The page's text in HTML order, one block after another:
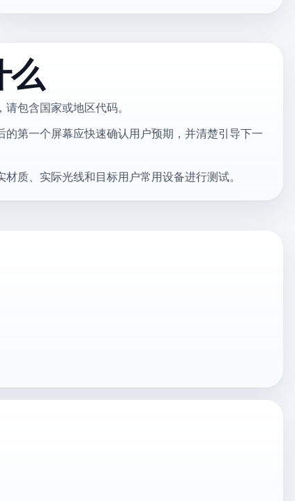
么
包含国家或地区代码。
的第一个屏幕应快速确认用户预期，并清楚引导下一
质、实际光线和目标用户常用设备进行测试。